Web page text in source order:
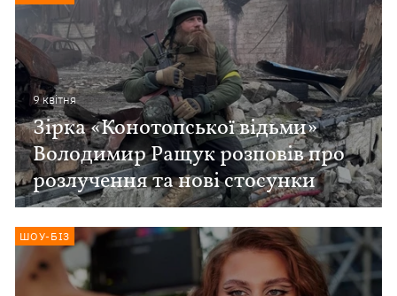
9 квiтня
Зірка «Конотопської відьми»
Володимир Ращук розповів про
розлучення та нові стосунки
ШОУ-БІЗ